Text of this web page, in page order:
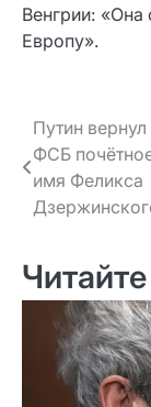
Венгрии: «Она
Европу».
по
Путин
ФСБ
имя Феликса